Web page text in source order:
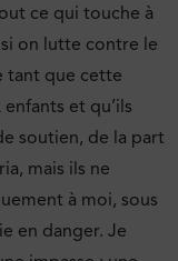
ce qui touche à
si on lutte contre le
tant que cette
et qu’ils
soutien, de la part
mais ils ne
à moi, sous
en danger. Je